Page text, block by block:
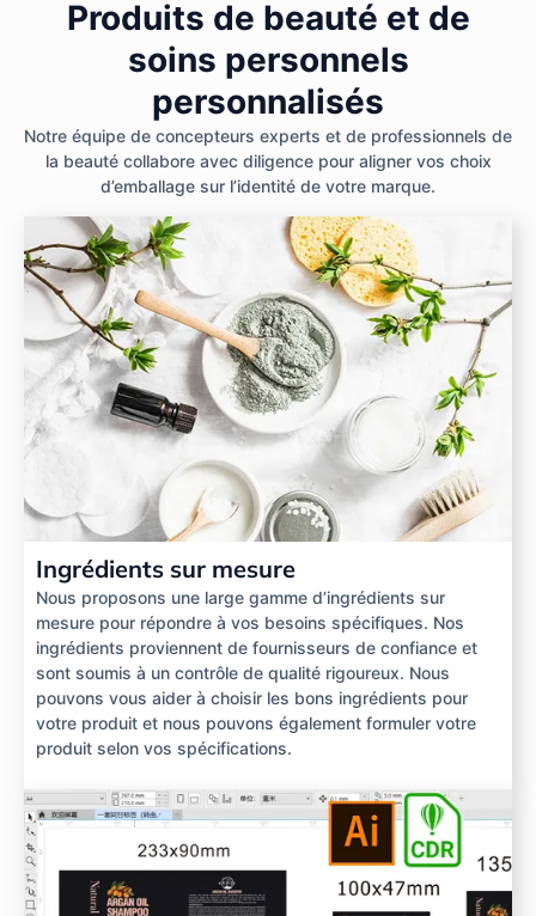
Produits de beauté et de
soins personnels
personnalisés
Notre équipe de concepteurs experts et de professionnels de
la beauté collabore avec diligence pour aligner vos choix
d’emballage sur l’identité de votre marque.
Ingrédients sur mesure
Nous proposons une large gamme d’ingrédients sur
mesure pour répondre à vos besoins spécifiques. Nos
ingrédients proviennent de fournisseurs de confiance et
sont soumis à un contrôle de qualité rigoureux. Nous
pouvons vous aider à choisir les bons ingrédients pour
votre produit et nous pouvons également formuler votre
produit selon vos spécifications.